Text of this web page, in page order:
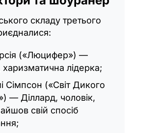
складу третього
(«Люцифер») —
харизматична лідерка;
(«Світ Дикого
— Діллард, чоловік,
свій спосіб